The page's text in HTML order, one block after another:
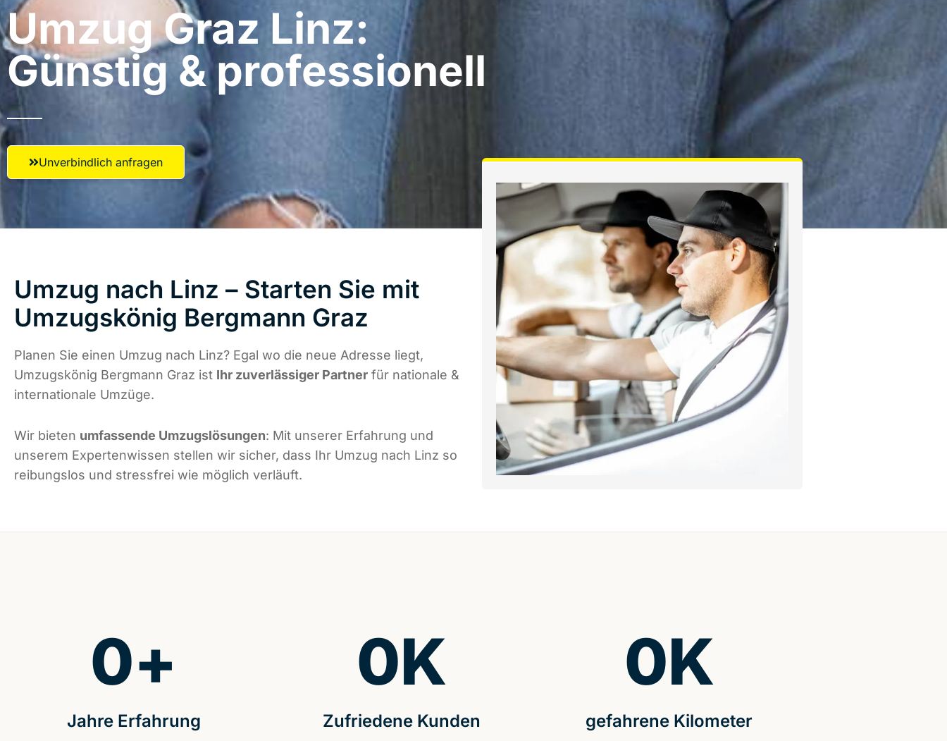
Umzug Graz​ Linz:
Günstig & professionell​
Unverbindlich anfragen
Umzug nach Linz – Starten Sie mit
Umzugskönig Bergmann Graz
Planen Sie einen Umzug nach Linz? Egal wo die neue Adresse liegt,
Umzugskönig Bergmann Graz ist Ihr zuverlässiger Partner für nationale &
internationale Umzüge.
Wir bieten umfassende Umzugslösungen: Mit unserer Erfahrung und
unserem Expertenwissen stellen wir sicher, dass Ihr Umzug nach Linz so
reibungslos und stressfrei wie möglich verläuft.
Jahre Erfahrung
0+
Zufriedene Kunden
0K
gefahrene Kilometer
0K